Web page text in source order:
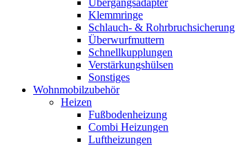
Übergangsadapter
Klemmringe
Schlauch- & Rohrbruchsicherung
Überwurfmuttern
Schnellkupplungen
Verstärkungshülsen
Sonstiges
Wohnmobilzubehör
Heizen
Fußbodenheizung
Combi Heizungen
Luftheizungen